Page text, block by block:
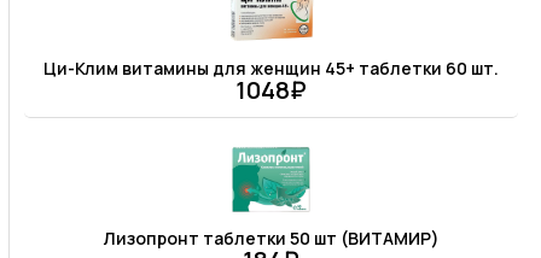
Ци-Клим витамины для женщин 45+ таблетки 60 шт.
1048₽
Лизопронт таблетки 50 шт (ВИТАМИР)